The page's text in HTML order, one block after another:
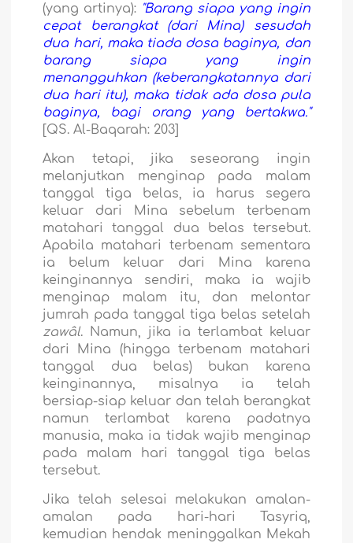
(yang artinya): "Barang siapa yang ingin
cepat berangkat (dari Mina) sesudah
dua hari, maka tiada dosa baginya, dan
barang siapa yang ingin
menangguhkan (keberangkatannya dari
dua hari itu), maka tidak ada dosa pula
baginya, bagi orang yang bertakwa."
[QS. Al-Baqarah: 203]
Akan tetapi, jika seseorang ingin
melanjutkan menginap pada malam
tanggal tiga belas, ia harus segera
keluar dari Mina sebelum terbenam
matahari tanggal dua belas tersebut.
Apabila matahari terbenam sementara
ia belum keluar dari Mina karena
keinginannya sendiri, maka ia wajib
menginap malam itu, dan melontar
jumrah pada tanggal tiga belas setelah
zawâl. Namun, jika ia terlambat keluar
dari Mina (hingga terbenam matahari
tanggal dua belas) bukan karena
keinginannya, misalnya ia telah
bersiap-siap keluar dan telah berangkat
namun terlambat karena padatnya
manusia, maka ia tidak wajib menginap
pada malam hari tanggal tiga belas
tersebut.
Jika telah selesai melakukan amalan-
amalan pada hari-hari Tasyriq,
kemudian hendak meninggalkan Mekah